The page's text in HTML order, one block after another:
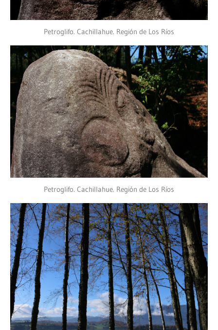
Petroglifo. Cachillahue. Región de Los Ríos
Petroglifo. Cachillahue. Región de Los Ríos